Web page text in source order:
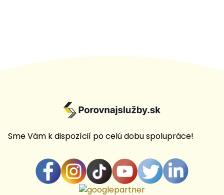
Sme Vám k dispozícií po celú dobu spolupráce!